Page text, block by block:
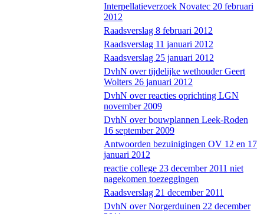
Interpellatieverzoek Novatec 20 februari
2012
Raadsverslag 8 februari 2012
Raadsverslag 11 januari 2012
Raadsverslag 25 januari 2012
DvhN over tijdelijke wethouder Geert
Wolters 26 januari 2012
DvhN over reacties oprichting LGN
november 2009
DvhN over bouwplannen Leek-Roden
16 september 2009
Antwoorden bezuinigingen OV 12 en 17
januari 2012
reactie college 23 december 2011 niet
nagekomen toezeggingen
Raadsverslag 21 december 2011
DvhN over Norgerduinen 22 december